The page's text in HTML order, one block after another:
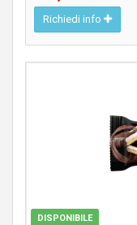
Richiedi info
DISPONIBILE